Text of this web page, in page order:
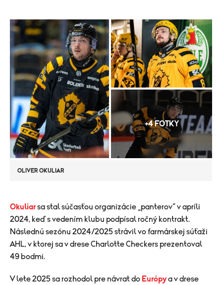
+4 FOTKY
OLIVER OKULIAR
Okuliarsa stal súčasťou organizácie „panterov“ v apríli
2024, keď s vedením klubu podpísal ročný kontrakt.
Následnú sezónu 2024/2025 strávil vo farmárskej súťaži
AHL, v ktorej sa v drese Charlotte Checkers prezentoval
49 bodmi.
V lete 2025 sa rozhodol pre návrat do Európya v drese